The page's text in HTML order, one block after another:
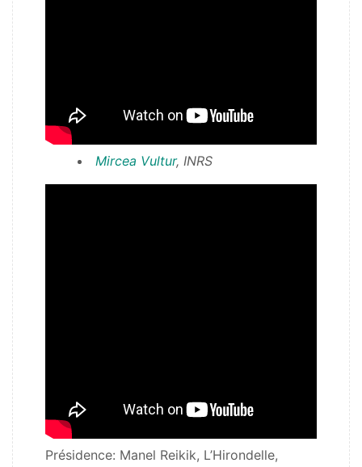
Mircea Vultur, INRS
Présidence: Manel Reikik, L’Hirondelle,